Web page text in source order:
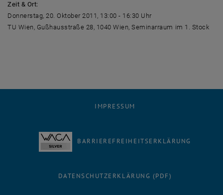
Zeit & Ort:
Donnerstag, 20. Oktober 2011, 13:00 - 16:30 Uhr
TU Wien, Gußhausstraße 28, 1040 Wien, Seminarraum im 1. Stock
IMPRESSUM
BARRIEREFREIHEITSERKLÄRUNG
DATENSCHUTZERKLÄRUNG (PDF)